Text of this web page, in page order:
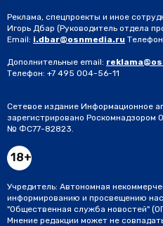
Реклама, спецпроекты и иное
Игорь Дбар (Руководитель отдела
Email: i.dbar@osnmedia.ru
Дополнительные email:
Телефон: +7 495 004-56-11
Сетевое издание Информационное
зарегистрировано Роскомнадзором
№ ФС77-82823.
18+
Учредитель: Автономная
информированию и просвещению
"Общественная служба новостей"
Мнение редакции может не